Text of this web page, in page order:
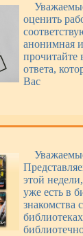
оценить
анонимная
прочитайте
ответа,
Вас
этой
уже есть в
знакомства